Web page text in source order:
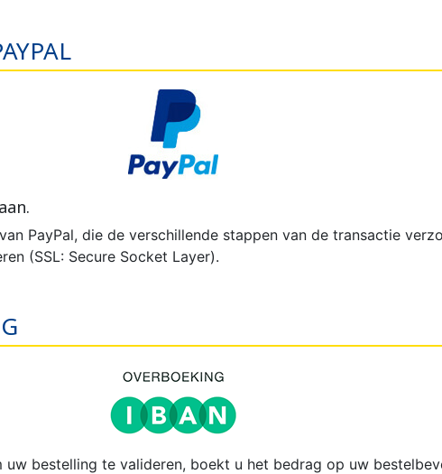
PayPal, die de verschillende stappen van de transactie
(SSL: Secure Socket Layer).
bestelling te valideren, boekt u het bedrag op uw